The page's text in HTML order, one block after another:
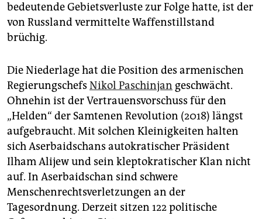
bedeutende Gebietsverluste zur Folge hatte, ist der
von Russland vermittelte Waffenstillstand
brüchig.
Die Niederlage hat die Position des armenischen
Regierungschefs Nikol Paschinjan geschwächt.
Ohnehin ist der Vertrauensvorschuss für den
„Helden“ der Samtenen Revolution (2018) längst
aufgebraucht. Mit solchen Kleinigkeiten halten
sich Aserbaidschans autokratischer Präsident
Ilham Alijew und sein kleptokratischer Klan nicht
auf. In Aserbaidschan sind schwere
Menschenrechtsverletzungen an der
Tagesordnung. Derzeit sitzen 122 politische